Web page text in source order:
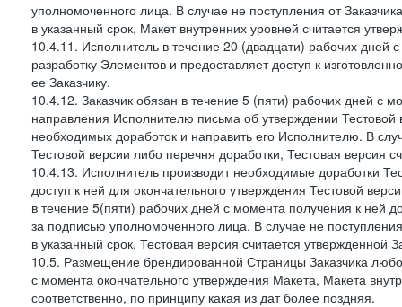
уполномоченного лица. В случае не поступления от
в указанный срок, Макет внутренних уровней считается
10.4.11. Исполнитель в течение 20 (двадцати) рабочих дней
разработку Элементов и предоставляет доступ к
ее Заказчику.
10.4.12. Заказчик обязан в течение 5 (пяти) рабочих дней с
направления Исполнителю письма об утверждении
необходимых доработок и направить его Исполнителю. В
Тестовой версии либо перечня доработки, Тестовая версия
10.4.13. Исполнитель производит необходимые доработки
доступ к ней для окончательного утверждения Тестовой
в течение 5(пяти) рабочих дней с момента получения к ней
за подписью уполномоченного лица. В случае не
в указанный срок, Тестовая версия считается утвержденной
10.5. Размещение брендированной Страницы Заказчика
с момента окончательного утверждения Макета, Макета
соответственно, по принципу какая из дат более поздняя.